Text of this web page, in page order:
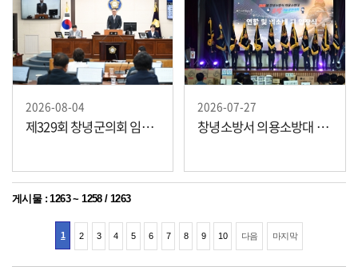
2026-08-04
제329회 창녕군의회 임시회(2026년도 주요업무 추진상황 보고 등)
2026-07-27
창녕소방서 의용소방대 연합회 소방기술경연대회
게시물:1263 ~ 1258/1263
1 2 3 4 5 6 7 8 9 10 다음 마지막